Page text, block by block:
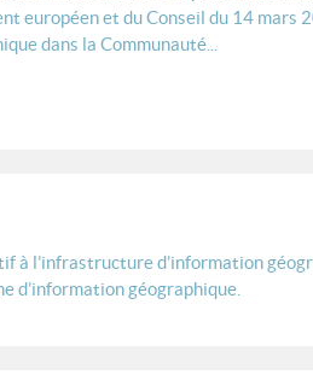
européen et du Conseil du 14
dans la Communauté...
à l’infrastructure d’information
d’information géographique.